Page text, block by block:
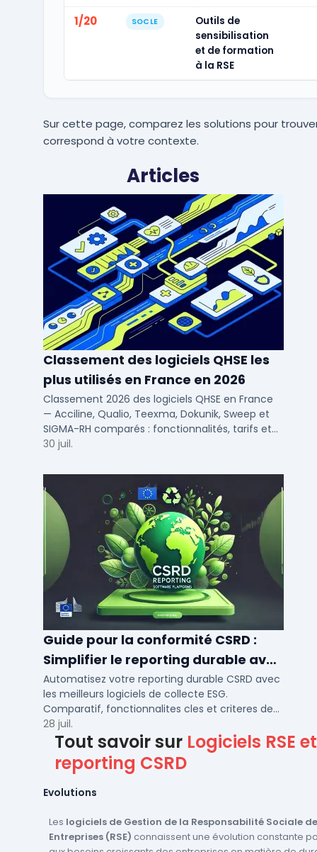
1/20 SOCLE
Outils de
sensibilisation
et de formation
à la RSE
Sur cette page, comparez les solutions pour
correspond à votre contexte.
Articles
Classement des logiciels QHSE les
plus utilisés en France en 2026
Classement 2026 des logiciels QHSE en France
— Acciline, Qualio, Teexma, Dokunik, Sweep et
SIGMA-RH comparés : fonctionnalités, tarifs et
déploiement SaaS pour PME et ETI.
30 juil.
Guide pour la conformité CSRD :
Simplifier le reporting durable avec
des logiciels automatisés
Automatisez votre reporting durable CSRD avec
les meilleurs logiciels de collecte ESG.
Comparatif, fonctionnalites cles et criteres de
choix pour PME et ETI en 2026.
28 juil.
Tout savoir sur Logiciels RSE et
reporting CSRD
Evolutions
Les logiciels de Gestion de la Responsabilité Sociale
Entreprises (RSE) connaissent une évolution constante